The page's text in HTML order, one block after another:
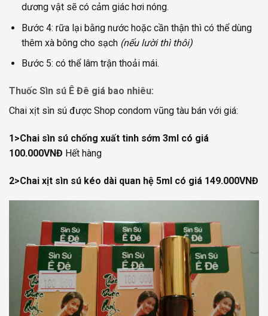
dương vật sẽ có cảm giác hơi nóng.
Bước 4: rữa lại bằng nước hoặc cần thận thì có thể dùng
thêm xà bông cho sạch (nếu lười thì thôi)
Bước 5: có thể lâm trận thoải mái.
Thuốc Sìn sú Ê Đê giá bao nhiêu:
Chai xịt sìn sú được Shop condom vũng tàu bán với giá:
1>Chai sìn sú chống xuất tinh sớm 3ml có giá
100.000VNĐ Hết hàng
2>Chai xịt sìn sú kéo dài quan hệ 5ml có giá 149.000VNĐ